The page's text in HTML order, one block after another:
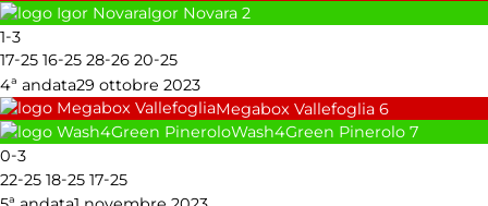
Igor Novara 2
1-3
17-25 16-25 28-26 20-25
4ª andata29 ottobre 2023
Megabox Vallefoglia 6
Wash4Green Pinerolo 7
0-3
22-25 18-25 17-25